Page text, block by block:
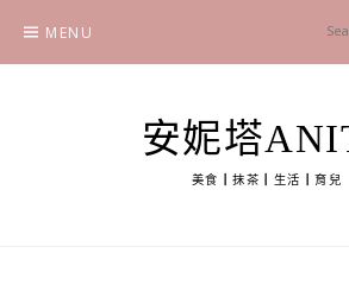
content
MENU
安妮塔
美食┃抹茶┃生活┃育兒